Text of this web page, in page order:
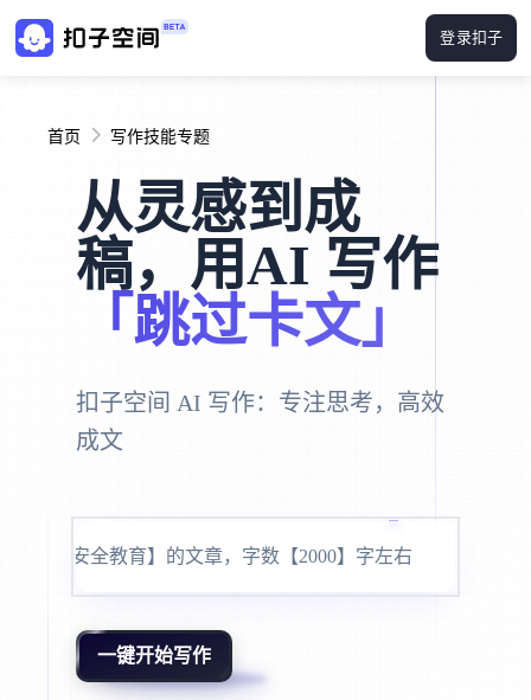
登录扣子
首页 写作技能专题
从灵感到成
稿，用AI 写作
「跳过卡文」
扣子空间 AI 写作：专注思考，高效
成文
为抖音号写一条 【减|
一键开始写作